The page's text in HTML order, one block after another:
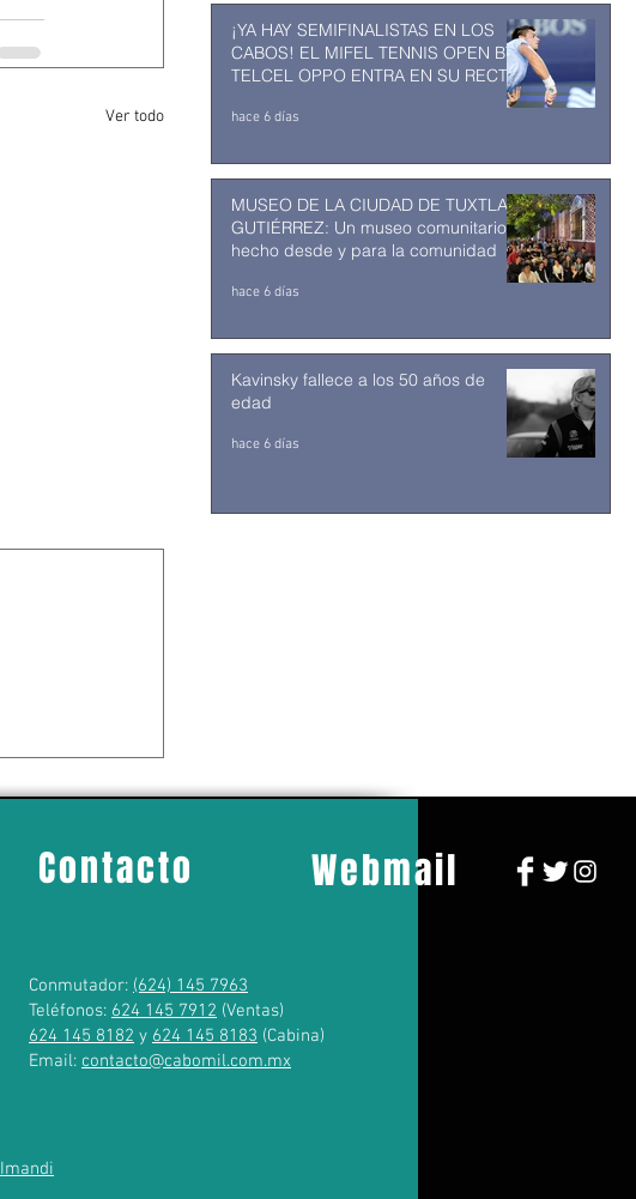
Ver todo
¡YA HAY SEMIFINALISTAS EN LOS
CABOS! EL MIFEL TENNIS OPEN BY
TELCEL OPPO ENTRA EN SU RECTA
hace 6 días
MUSEO DE LA CIUDAD DE TUXTLA
GUTIÉRREZ: Un museo comunitario
hecho desde y para la comunidad
hace 6 días
Kavinsky fallece a los 50 años de
edad
hace 6 días
Contacto Webmail
Conmutador: (624) 145 7963
Teléfonos: 624 145 7912 (Ventas)
624 145 8182 y 624 145 8183 (Cabina)
Email: contacto@cabomil.com.mx
Imandi